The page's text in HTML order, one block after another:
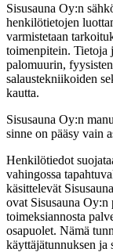
Sisusauna Oy:n
henkilötietojen
varmistetaan
toimenpitein. Tietoja
palomuurin,
salaustekniikoiden
kautta.
Sisusauna Oy:n
sinne on pääsy vain
Henkilötiedot
vahingossa
käsittelevät
ovat Sisusauna Oy:n
toimeksiannosta
osapuolet. Nämä
käyttäjätunnuksen ja